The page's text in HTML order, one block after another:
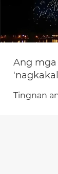
Ang
nang
Tingnan